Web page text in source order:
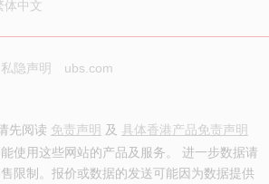
体中文
私隐声明 ubs.com
先阅读 免责声明 及 具体香港产品免责声明
使用这些网站的产品及服务。 进一步数据请
限制。报价或数据的发送可能因为数据提供